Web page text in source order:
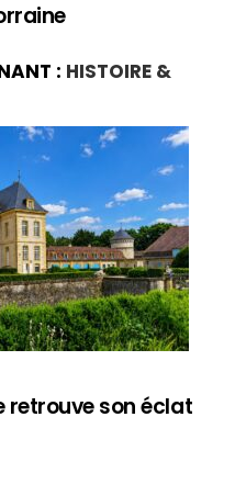
: HISTOIRE &
retrouve son éclat